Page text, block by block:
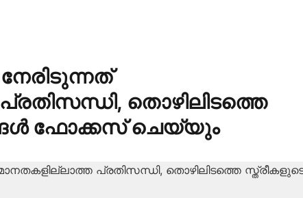
തൊഴിലിടത്തെ
ഫോക്കസ് ചെയ്യും